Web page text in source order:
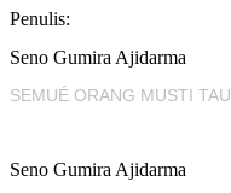
Penulis:
Seno Gumira Ajidarma
SEMUÉ ORANG MUSTI TAU
Seno Gumira Ajidarma